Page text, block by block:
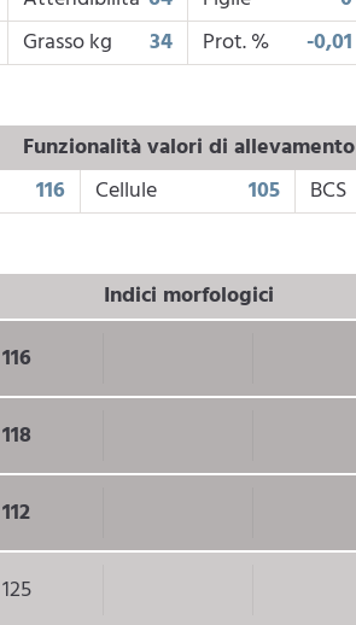
Grasso kg 34 Prot. % -0,01
Funzionalità valori di allevamento
116 Cellule 105 BCS
Indici morfologici
116
118
112
125